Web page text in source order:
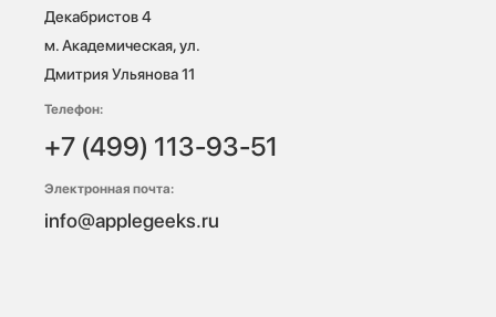
Декабристов 4
м. Академическая, ул.
Дмитрия Ульянова 11
Телефон:
+7 (499) 113-93-51
Электронная почта:
info@applegeeks.ru